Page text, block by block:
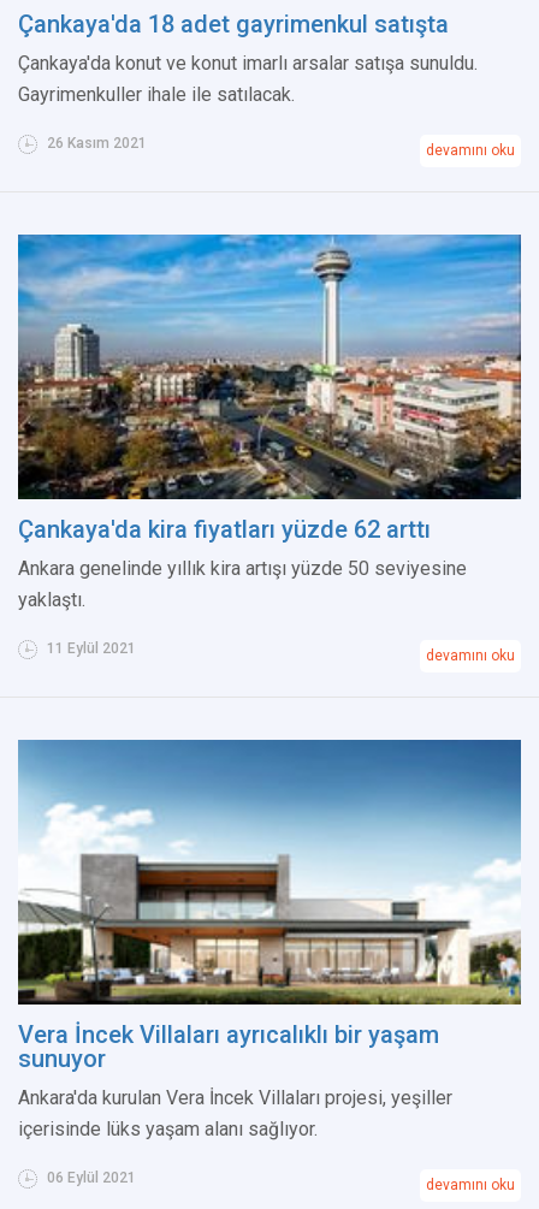
Çankaya'da 18 adet gayrimenkul satışta
Çankaya'da konut ve konut imarlı arsalar satışa sunuldu.
Gayrimenkuller ihale ile satılacak.
26 Kasım 2021 devamını oku
Çankaya'da kira fiyatları yüzde 62 arttı
Ankara genelinde yıllık kira artışı yüzde 50 seviyesine
yaklaştı.
11 Eylül 2021 devamını oku
Vera İncek Villaları ayrıcalıklı bir yaşam
sunuyor
Ankara'da kurulan Vera İncek Villaları projesi, yeşiller
içerisinde lüks yaşam alanı sağlıyor.
06 Eylül 2021 devamını oku